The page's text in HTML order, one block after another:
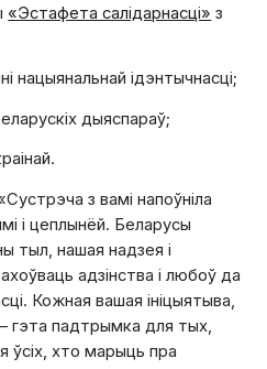
«Эстафета салідарнасці» з
нацыянальнай ідэнтычнасці;
дыяспараў;
з вамі напоўніла
і цеплынёй. Беларусы
тыл, нашая надзея і
адзінства і любоў да
Кожная вашая ініцыятыва,
гэта падтрымка для тых,
ўсіх, хто марыць пра